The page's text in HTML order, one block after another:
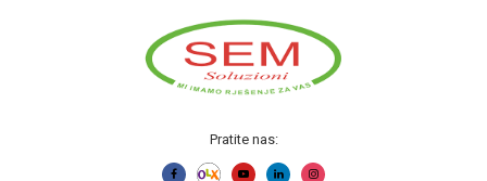
Pratite nas: